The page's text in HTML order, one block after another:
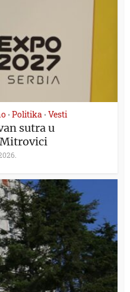
• Politika • Vesti
sutra u